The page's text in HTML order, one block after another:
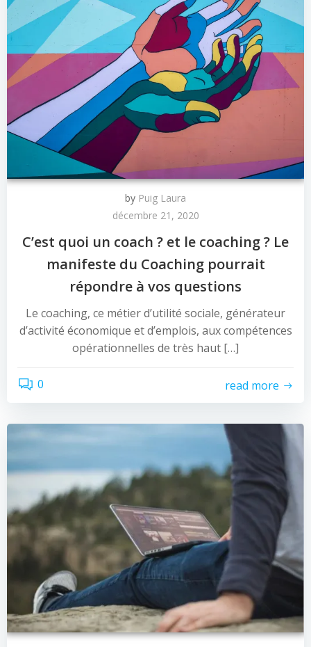
by Puig Laura
décembre 21, 2020
C’est quoi un coach ? et le coaching ? Le
manifeste du Coaching pourrait
répondre à vos questions
Le coaching, ce métier d’utilité sociale, générateur
d’activité économique et d’emplois, aux compétences
opérationnelles de très haut […]
0 read more